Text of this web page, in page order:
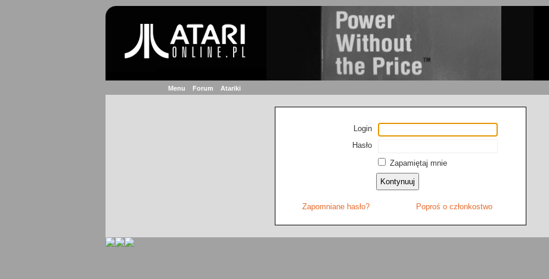
Menu Forum Atariki
Login
Hasło
Zapamiętaj mnie
Zapomniane hasło? Poproś o członkostwo